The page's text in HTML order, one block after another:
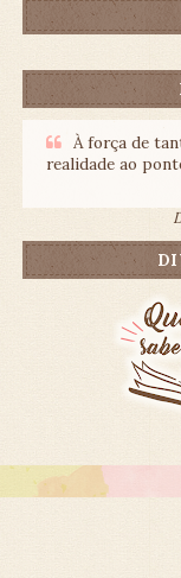
À força de
realidade ao